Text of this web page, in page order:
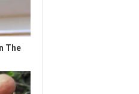
The